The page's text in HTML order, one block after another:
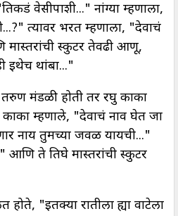
वेसीपाशी..." नांग्या म्हणाला,
त्यावर भरत म्हणाला, "देवाचं
स्कुटर तेवढी आणू,
इथेच थांबा..."
मंडळी होती तर रघु काका
म्हणाले, "देवाचं नाव घेत जा
नाय तुमच्या जवळ यायची..."
आणि ते तिघे मास्तरांची स्कुटर
होते, "इतक्या रातीला ह्या वाटेला